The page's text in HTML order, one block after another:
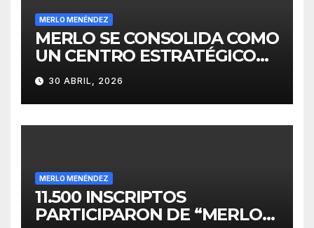
MERLO MENÉNDEZ
MERLO SE CONSOLIDA COMO
UN CENTRO ESTRATÉGICO
PARA EL DESARROLLO DE
INVERSIONES
30 ABRIL, 2026
MERLO MENÉNDEZ
11.500 INSCRIPTOS
PARTICIPARON DE “MERLO